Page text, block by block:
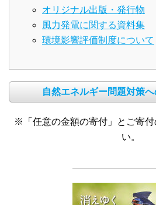
オリジナル出版・発行物
風力発電に関する資料集
環境影響評価制度について
自然エネルギー問題対策
※「任意の金額の寄付」とご寄付
い。